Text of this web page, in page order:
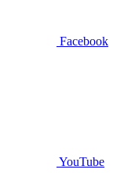
Facebook
YouTube